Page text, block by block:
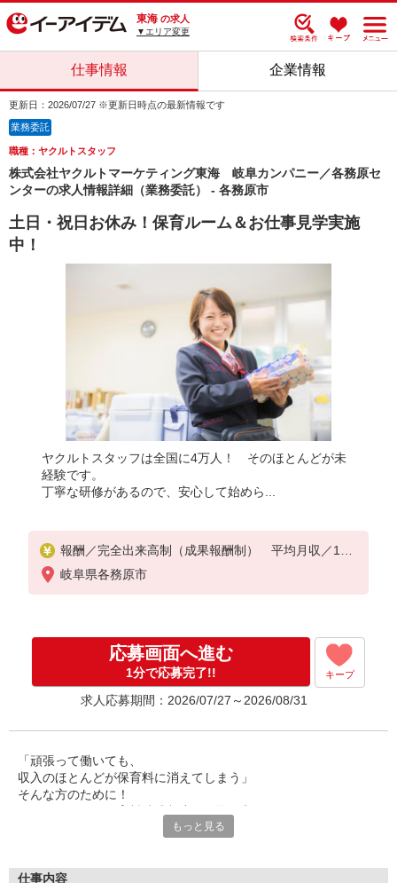
東海 の求人
▼エリア変更
仕事情報 企業情報
更新日：2026/07/27 ※更新日時点の最新情報です
業務委託
職種：ヤクルトスタッフ
株式会社ヤクルトマーケティング東海 岐阜カンパニー／各務原セ
ンターの求人情報詳細（業務委託） - 各務原市
土日・祝日お休み！保育ルーム＆お仕事見学実施
中！
ヤクルトスタッフは全国に4万人！ そのほとんどが未
経験です。
丁寧な研修があるので、安心して始めら...
報酬／完全出来高制（成果報酬制） 平均月収／100
,000円 ◎扶養の範囲内OK ◎扶養の範囲を超えた
高収入も応相談 お気軽にお問い合わせ下さい。
当／1日2,000円
岐阜県各務原市
応募画面へ進む
1分で応募完了!! キープ
求人応募期間：2026/07/27～2026/08/31
「頑張って働いても、
収入のほとんどが保育料に消えてしまう」
そんな方のために！
一般の保育園に子どもを預けている方をバックアップ◎
もっと見る
仕事内容